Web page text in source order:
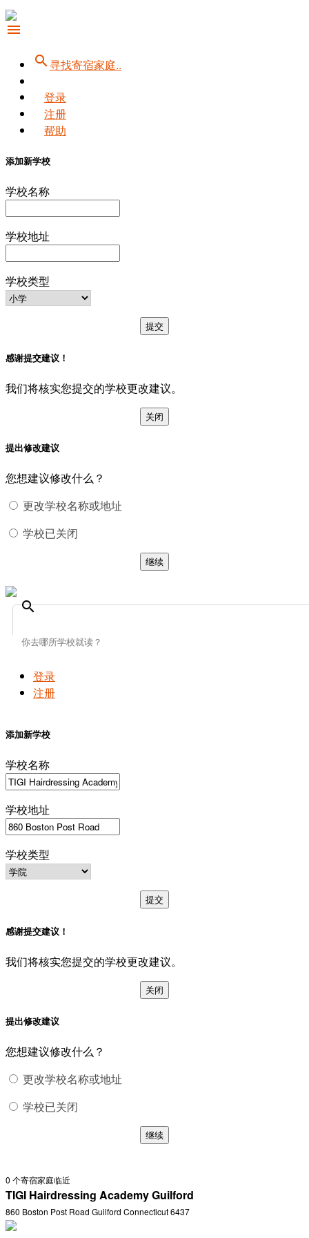
menu
search寻找寄宿家庭..
登录
注册
帮助
添加新学校
学校名称
学校地址
学校类型
提交
感谢提交建议！
我们将核实您提交的学校更改建议。
关闭
提出修改建议
您想建议修改什么？
更改学校名称或地址
学校已关闭
继续
search
登录
注册
添加新学校
学校名称
学校地址
学校类型
提交
感谢提交建议！
我们将核实您提交的学校更改建议。
关闭
提出修改建议
您想建议修改什么？
更改学校名称或地址
学校已关闭
继续
0 个寄宿家庭临近
TIGI Hairdressing Academy Guilford
860 Boston Post Road Guilford Connecticut 6437